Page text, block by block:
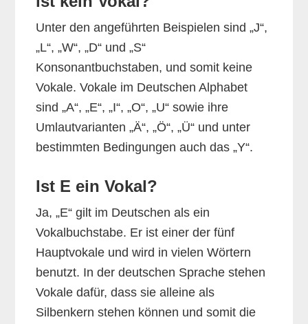
Unter den angeführten Beispielen sind „J“,
„L“, „W“, „D“ und „S“
Konsonantbuchstaben, und somit keine
Vokale. Vokale im Deutschen Alphabet
sind „A“, „E“, „I“, „O“, „U“ sowie ihre
Umlautvarianten „Ä“, „Ö“, „Ü“ und unter
bestimmten Bedingungen auch das „Y“.
Ist E ein Vokal?
Ja, „E“ gilt im Deutschen als ein
Vokalbuchstabe. Er ist einer der fünf
Hauptvokale und wird in vielen Wörtern
benutzt. In der deutschen Sprache stehen
Vokale dafür, dass sie alleine als
Silbenkern stehen können und somit die